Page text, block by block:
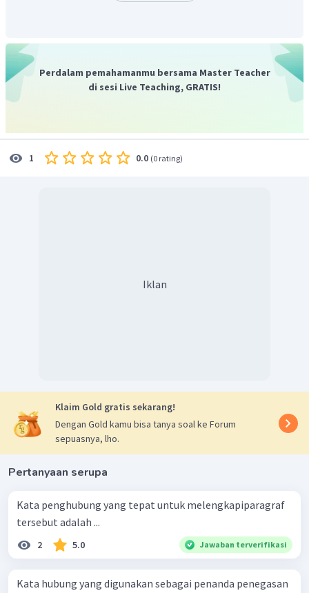
Pemakaian kata tetapi di awal kalimat
kedua paragraph pertama kurang
tepat, seharusnya memakai kata
Setuju
tidak bisa
dipakai di
Perdalam pemahamanmu bersama Master Teacher
di sesi Live Teaching, GRATIS!
1 0.0 (0 rating)
Iklan
Klaim Gold gratis sekarang!
Dengan Gold kamu bisa tanya soal ke Forum
sepuasnya, lho.
Pertanyaan serupa
Kata penghubung yang tepat untuk melengkapiparagraf
tersebut adalah ...
2 5.0 Jawaban terverifikasi
Kata hubung yang digunakan sebagai penanda penegasan